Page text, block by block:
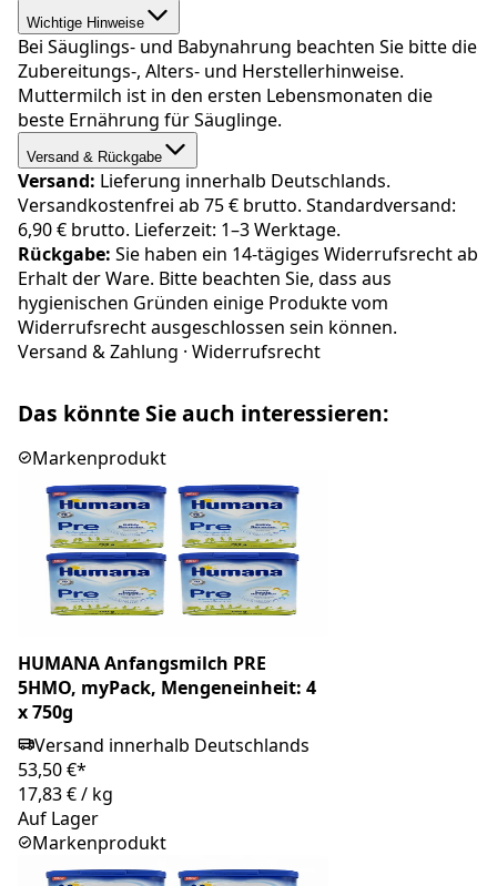
Wichtige Hinweise
Bei Säuglings- und Babynahrung beachten Sie bitte die
Zubereitungs-, Alters- und Herstellerhinweise.
Muttermilch ist in den ersten Lebensmonaten die
beste Ernährung für Säuglinge.
Versand & Rückgabe
Versand: Lieferung innerhalb Deutschlands.
Versandkostenfrei ab 75 € brutto. Standardversand:
6,90 € brutto. Lieferzeit: 1–3 Werktage.
Rückgabe: Sie haben ein 14-tägiges Widerrufsrecht ab
Erhalt der Ware. Bitte beachten Sie, dass aus
hygienischen Gründen einige Produkte vom
Widerrufsrecht ausgeschlossen sein können.
Versand & Zahlung · Widerrufsrecht
Das könnte Sie auch interessieren:
Markenprodukt
HUMANA Anfangsmilch PRE
5HMO, myPack, Mengeneinheit: 4
x 750g
Versand innerhalb Deutschlands
53,50 €*
17,83 €/ kg
Auf Lager
Markenprodukt